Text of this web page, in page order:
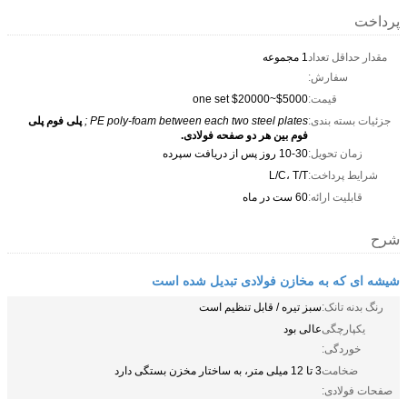
پرداخت
مقدار حداقل تعداد
سفارش:
1 مجموعه
قیمت:$5000~$20000 one set
جزئیات بسته بندی:PE poly-foam between each two steel plates ;
پلی فوم پلی
فوم بین هر دو صفحه فولادی.
زمان تحویل:10-30 روز پس از دریافت سپرده
شرایط پرداخت:L/C، T/T
قابلیت ارائه:60 ست در ماه
شرح
شیشه ای که به مخازن فولادی تبدیل شده است
رنگ بدنه تانک:سبز تیره / قابل تنظیم است
یکپارچگی
خوردگی:
عالی بود
ضخامت
صفحات فولادی:
3 تا 12 میلی متر، به ساختار مخزن بستگی دارد